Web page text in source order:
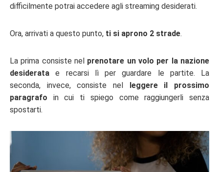
difficilmente potrai accedere agli streaming desiderati.
Ora, arrivati a questo punto, ti si aprono 2 strade.
La prima consiste nel prenotare un volo per la nazione
desiderata e recarsi lì per guardare le partite. La
seconda, invece, consiste nel leggere il prossimo
paragrafo in cui ti spiego come raggiungerli senza
spostarti.